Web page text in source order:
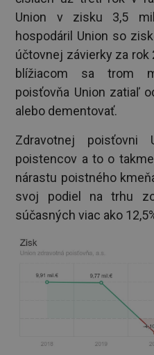
Union v zisku 3,5
hospodáril Union so
účtovnej závierky za rok
blížiacom sa trom
poisťovňa Union zatiaľ
alebo dementovať.
Zdravotnej
poistencov a to o
nárastu poistného
svoj podiel na trhu
súčasných viac ako